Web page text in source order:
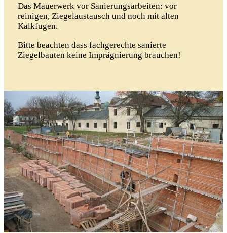
Das Mauerwerk vor Sanierungsarbeiten: vor
reinigen, Ziegelaustausch und noch mit alten
Kalkfugen.
Bitte beachten dass fachgerechte sanierte
Ziegelbauten keine Imprägnierung brauchen!